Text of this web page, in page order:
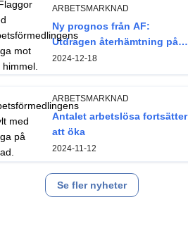
ARBETSMARKNAD
Ny prognos från AF:
Utdragen återhämtning på
arbetsmarknaden
2024-12-18
ARBETSMARKNAD
Antalet arbetslösa fortsätter
att öka
2024-11-12
Se fler nyheter